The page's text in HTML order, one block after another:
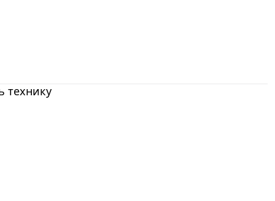
технику